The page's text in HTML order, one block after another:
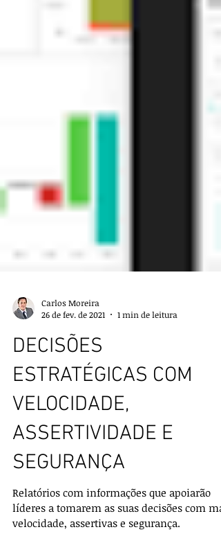
Carlos Moreira
26 de fev. de 2021
DECISÕES
ESTRATÉGICAS COM
VELOCIDADE,
ASSERTIVIDADE E
SEGURANÇA
Relatórios com informações que apoiarão